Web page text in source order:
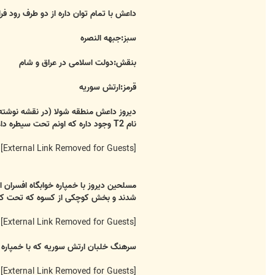
داعش با تمام توان داره از دو طرف
سبز:جبهه النصره
بنقش:دولت اسلامی در عراق و شام
قرمز:ارتش سوریه
دیروز داعش منطقه شولا (در نقشه
نام T2 وجود داره که اونم تحت سیطره داعش هست. از این تاسیسات خط لوله گاز عراق-سوریه میگذره.
[External Link Removed for Guests]
مسلحین دیروز با خمپاره خوابگاه
شدند و بخش کوچکی از کسوه که تحت کنترل مسلحینه و
[External Link Removed for Guests]
سرهنگ خلبان ارتش سوریه که با
[External Link Removed for Guests]